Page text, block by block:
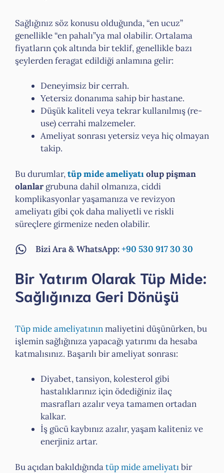
Sağlığınız söz konusu olduğunda, “en ucuz”
genellikle “en pahalı”ya mal olabilir. Ortalama
fiyatların çok altında bir teklif, genellikle bazı
şeylerden feragat edildiği anlamına gelir:
Deneyimsiz bir cerrah.
Yetersiz donanıma sahip bir hastane.
Düşük kaliteli veya tekrar kullanılmış (re-
use) cerrahi malzemeler.
Ameliyat sonrası yetersiz veya hiç olmayan
takip.
Bu durumlar,tüp mide ameliyatıolup pişman
olanlar grubuna dahil olmanıza, ciddi
komplikasyonlar yaşamanıza ve revizyon
ameliyatı gibi çok daha maliyetli ve riskli
süreçlere girmenize neden olabilir.
Bizi Ara & WhatsApp:+90 530 917 30 30
Bir Yatırım Olarak Tüp Mide:
Sağlığınıza Geri Dönüşü
Tüp mide ameliyatınınmaliyetini düşünürken, bu
işlemin sağlığınıza yapacağı yatırımı da hesaba
katmalısınız. Başarılı bir ameliyat sonrası:
Diyabet, tansiyon, kolesterol gibi
hastalıklarınız için ödediğiniz ilaç
masrafları azalır veya tamamen ortadan
kalkar.
İş gücü kaybınız azalır, yaşam kaliteniz ve
enerjiniz artar.
Bu açıdan bakıldığındatüp mide ameliyatıbir